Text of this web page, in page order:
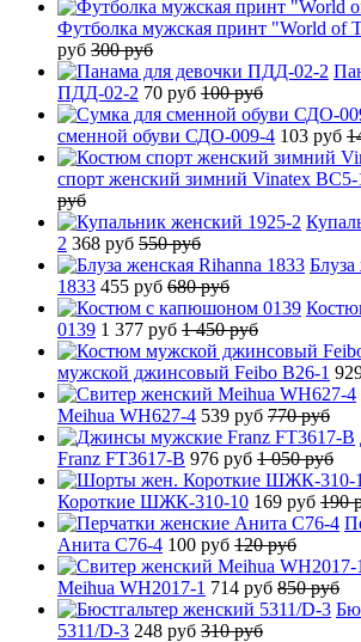
Футболка мужская принт "World of
руб 300 руб
ПДД-02-2 70 руб 100 руб
сменной обуви СДО-009-4 103 руб
спорт женский зимний Vinatex BC5-
руб
2 368 руб 550 руб
Блуза
1833 455 руб 680 руб
0139 1 377 руб 1 450 руб
мужской джинсовый Feibo B26-1
Meihua WH627-4 539 руб 770 руб
Franz FT3617-B 976 руб 1 050 руб
Короткие ШЖК-310-10 169 руб 190
Анита C76-4 100 руб 120 руб
Meihua WH2017-1 714 руб 850 руб
5311/D-3 248 руб 310 руб